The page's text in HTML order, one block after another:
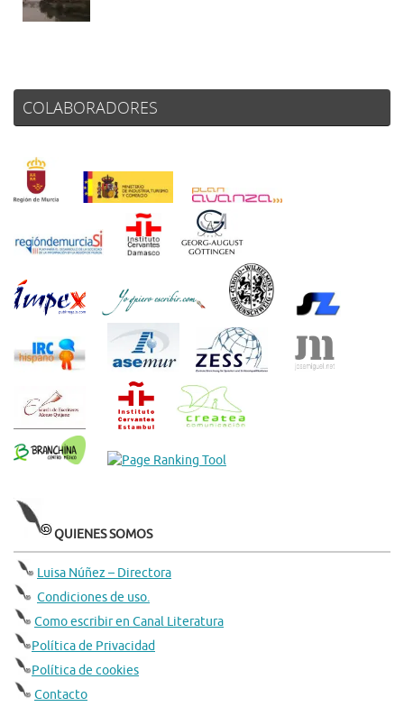
COLABORADORES
QUIENES SOMOS
Luisa Núñez – Directora
Condiciones de uso.
Como escribir en Canal Literatura
Política de Privacidad
Política de cookies
Contacto